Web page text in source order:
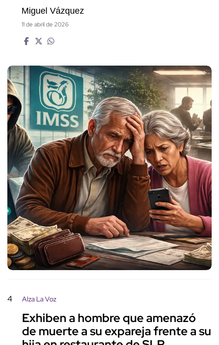
Miguel Vázquez
11 de abril de 2026
4 Alza La Voz
Exhiben a hombre que amenazó
de muerte a su expareja frente a su